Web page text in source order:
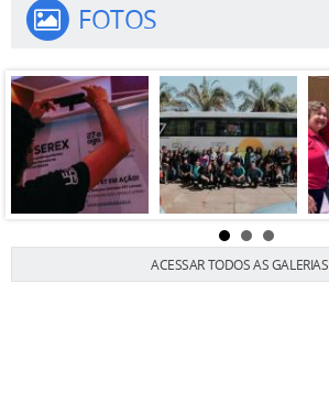
FOTOS
ACESSAR TODOS AS GALERIAS